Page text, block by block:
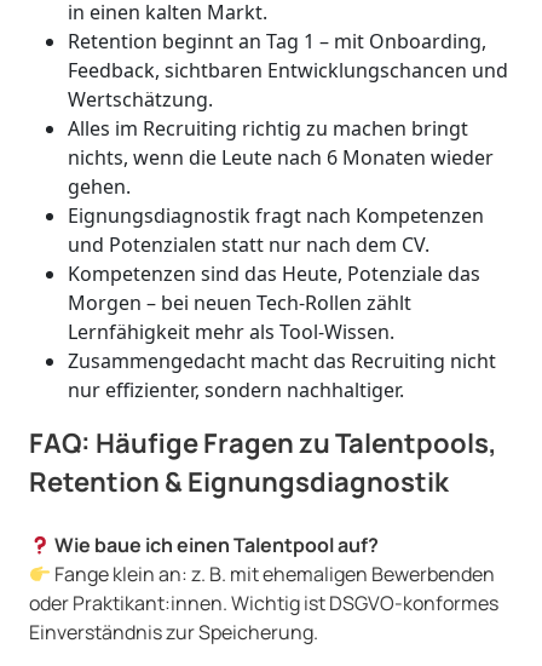
in einen kalten Markt.
Retention beginnt an Tag 1 – mit Onboarding,
Feedback, sichtbaren Entwicklungschancen und
Wertschätzung.
Alles im Recruiting richtig zu machen bringt
nichts, wenn die Leute nach 6 Monaten wieder
gehen.
Eignungsdiagnostik fragt nach Kompetenzen
und Potenzialen statt nur nach dem CV.
Kompetenzen sind das Heute, Potenziale das
Morgen – bei neuen Tech-Rollen zählt
Lernfähigkeit mehr als Tool-Wissen.
Zusammengedacht macht das Recruiting nicht
nur effizienter, sondern nachhaltiger.
FAQ: Häufige Fragen zu Talentpools,
Retention & Eignungsdiagnostik
Wie baue ich einen Talentpool auf?
Fange klein an: z. B. mit ehemaligen Bewerbenden
oder Praktikant:innen. Wichtig ist DSGVO-konformes
Einverständnis zur Speicherung.